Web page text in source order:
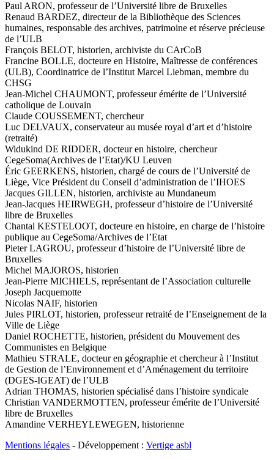
Paul ARON, professeur de l’Université libre de Bruxelles
Renaud BARDEZ, directeur de la Bibliothèque des Sciences
humaines, responsable des archives, patrimoine et réserve précieuse
de l’ULB
François BELOT, historien, archiviste du CArCoB
Francine BOLLE, docteure en Histoire, Maîtresse de conférences
(ULB), Coordinatrice de l’Institut Marcel Liebman, membre du
CHSG
Jean-Michel CHAUMONT, professeur émérite de l’Université
catholique de Louvain
Claude COUSSEMENT, chercheur
Luc DELVAUX, conservateur au musée royal d’art et d’histoire
(retraité)
Widukind DE RIDDER, docteur en histoire, chercheur
CegeSoma(Archives de l’Etat)/KU Leuven
Éric GEERKENS, historien, chargé de cours de l’Université de
Liège, Vice Président du Conseil d’administration de l’IHOES
Jacques GILLEN, historien, archiviste au Mundaneum
Jean-Jacques HEIRWEGH, professeur d’histoire de l’Université
libre de Bruxelles
Chantal KESTELOOT, docteure en histoire, en charge de l’histoire
publique au CegeSoma/Archives de l’Etat
Pieter LAGROU, professeur d’histoire de l’Université libre de
Bruxelles
Michel MAJOROS, historien
Jean-Pierre MICHIELS, représentant de l’Association culturelle
Joseph Jacquemotte
Nicolas NAIF, historien
Jules PIRLOT, historien, professeur retraité de l’Enseignement de la
Ville de Liège
Daniel ROCHETTE, historien, président du Mouvement des
Communistes en Belgique
Mathieu STRALE, docteur en géographie et chercheur à l’Institut
de Gestion de l’Environnement et d’Aménagement du territoire
(DGES-IGEAT) de l’ULB
Adrian THOMAS, historien spécialisé dans l’histoire syndicale
Christian VANDERMOTTEN, professeur émérite de l’Université
libre de Bruxelles
Amandine VERHEYLEWEGEN, historienne
Mentions légales - Développement : Vertige asbl